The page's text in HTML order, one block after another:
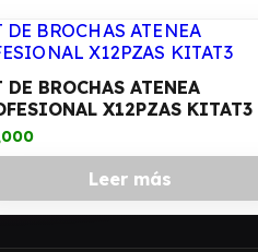
BROCHAS ATENEA
X12PZAS KITAT3
Leer más